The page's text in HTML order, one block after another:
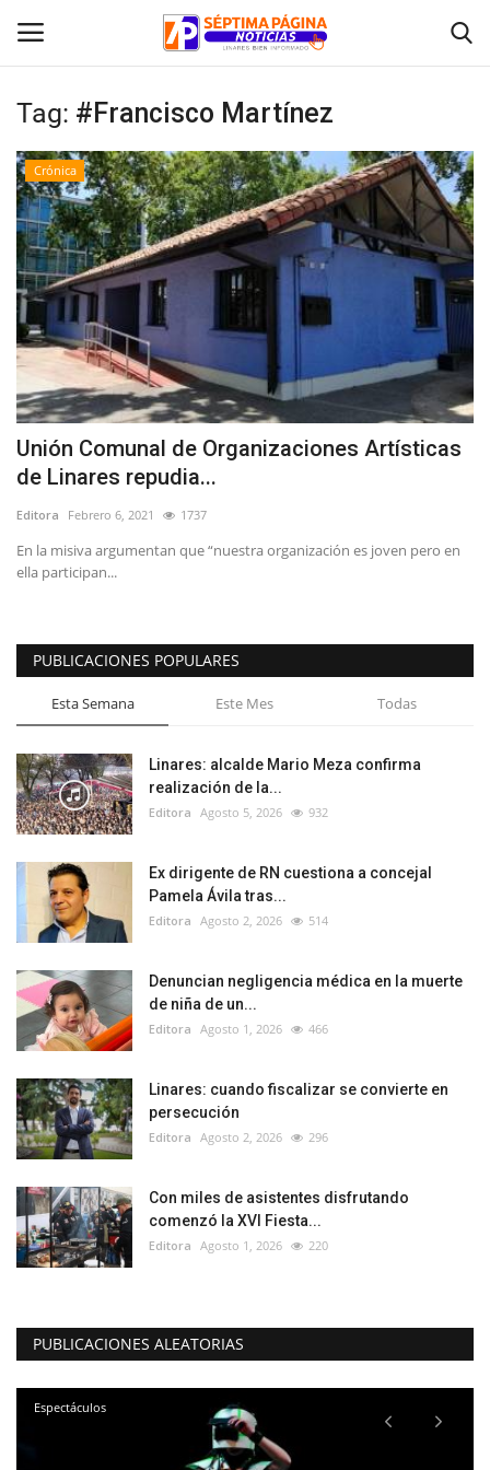
Inicio
Crónica
Policial
Tribunales
Deporte
Política
Espectáculos
Tag: #Francisco Martínez
Crónica
Unión Comunal de Organizaciones Artísticas
de Linares repudia...
Editora Febrero 6, 2021 1737
En la misiva argumentan que “nuestra organización es joven pero en
ella participan...
PUBLICACIONES POPULARES
Esta Semana Este Mes Todas
Linares: alcalde Mario Meza confirma
realización de la...
Editora Agosto 5, 2026 932
Ex dirigente de RN cuestiona a concejal
Pamela Ávila tras...
Editora Agosto 2, 2026 514
Denuncian negligencia médica en la muerte
de niña de un...
Editora Agosto 1, 2026 466
Linares: cuando fiscalizar se convierte en
persecución
Editora Agosto 2, 2026 296
Con miles de asistentes disfrutando
comenzó la XVI Fiesta...
Editora Agosto 1, 2026 220
PUBLICACIONES ALEATORIAS
Deporte